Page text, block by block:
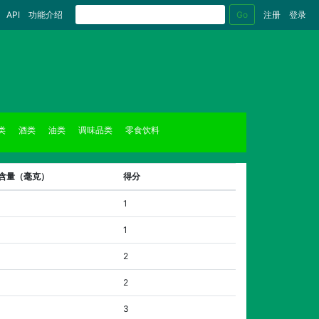
API 功能介绍 Go 注册 登录
酒类 油类 调味品类 零食饮料
量（毫克） 得分
1
1
2
2
3